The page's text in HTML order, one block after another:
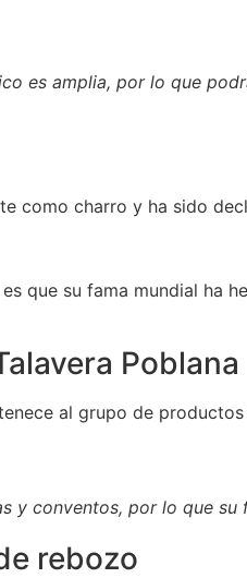
es amplia, por lo que
como charro y ha sido
que su fama mundial ha
Poblana
al grupo de
y conventos, por lo que
rebozo